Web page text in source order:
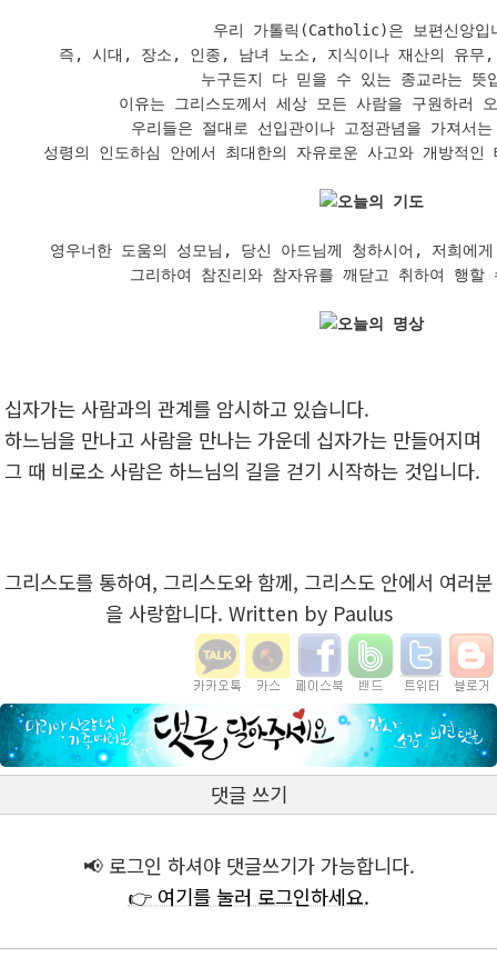
우리 가톨릭(Catholic)은 보편신앙입
즉, 시대, 장소, 인종, 남녀 노소, 지식이나 재산의 유무
누구든지 다 믿을 수 있는 종교라는 뜻
이유는 그리스도께서 세상 모든 사람을 구원하러
우리들은 절대로 선입관이나 고정관념을 가져서
성령의 인도하심 안에서 최대한의 자유로운 사고와 개방적인
오늘의 기도
영우너한 도움의 성모님, 당신 아드님께 청하시어, 저희에
그리하여 참진리와 참자유를 깨닫고 취하여 행할
오늘의 명상
십자가는 사람과의 관계를 암시하고 있습니다.
하느님을 만나고 사람을 만나는 가운데 십자가는 만들어지며
그 때 비로소 사람은 하느님의 길을 걷기 시작하는 것입니다.
그리스도를 통하여, 그리스도와 함께, 그리스도 안에서 여러분
을 사랑합니다. Written by Paulus
댓글 쓰기
📢 로그인 하셔야 댓글쓰기가 가능합니다.
👉 여기를 눌러 로그인하세요.